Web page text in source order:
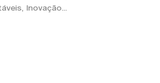
Inovação...